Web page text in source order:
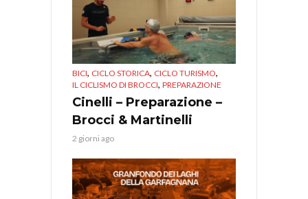
BICI, CICLO STORICA, CICLO TURISMO,
IL CICLISMO DI BROCCI, PREPARAZIONE
Cinelli – Preparazione –
Brocci & Martinelli
2 giorni ago